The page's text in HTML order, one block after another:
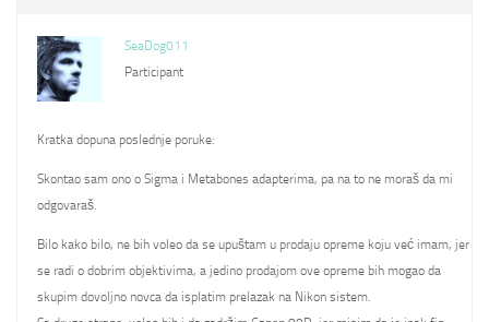
SeaDog011
Participant
Kratka dopuna poslednje poruke:
Skontao sam ono o Sigma i Metabones adapterima, pa na to ne moraš da mi
odgovaraš.
Bilo kako bilo, ne bih voleo da se upuštam u prodaju opreme koju već imam, jer
se radi o dobrim objektivima, a jedino prodajom ove opreme bih mogao da
skupim dovoljno novca da isplatim prelazak na Nikon sistem.